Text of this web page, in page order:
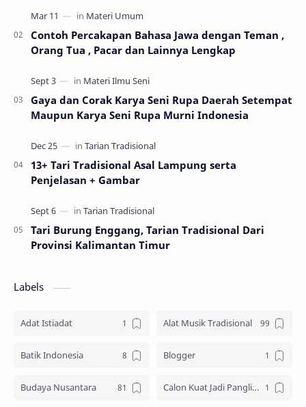
Contoh Percakapan Bahasa Jawa dengan Teman ,
Orang Tua , Pacar dan Lainnya Lengkap
Gaya dan Corak Karya Seni Rupa Daerah Setempat
Maupun Karya Seni Rupa Murni Indonesia
13+ Tari Tradisional Asal Lampung serta
Penjelasan + Gambar
Tari Burung Enggang, Tarian Tradisional Dari
Provinsi Kalimantan Timur
Labels
Adat Istiadat Alat Musik Tradisional
Batik Indonesia Blogger
Budaya Nusantara Calon Kuat Jadi Panglima TNI